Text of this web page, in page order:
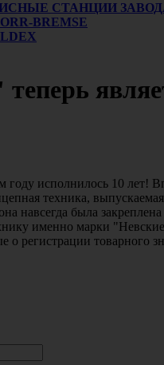
СТАНЦИИ
BREMSE
исполнилось 10 лет!
техника,
навсегда была
именно марки
о регистрации товарного